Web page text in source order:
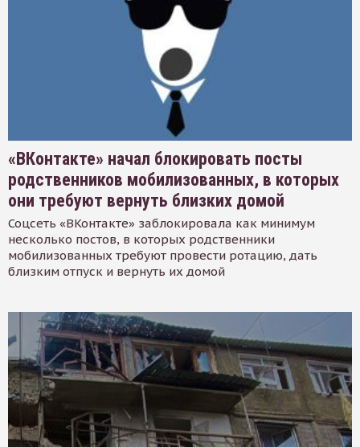
«ВКонтакте» начал блокировать посты
родственников мобилизованных, в которых
они требуют вернуть близких домой
Соцсеть «ВКонтакте» заблокировала как минимум
несколько постов, в которых родственники
мобилизованных требуют провести ротацию, дать
близким отпуск и вернуть их домой